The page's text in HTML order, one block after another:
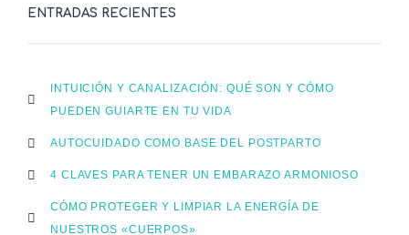
ENTRADAS RECIENTES
INTUICIÓN Y CANALIZACIÓN: QUÉ SON Y CÓMO
PUEDEN GUIARTE EN TU VIDA
AUTOCUIDADO COMO BASE DEL POSTPARTO
4 CLAVES PARA TENER UN EMBARAZO ARMONIOSO
CÓMO PROTEGER Y LIMPIAR LA ENERGÍA DE
NUESTROS «CUERPOS»